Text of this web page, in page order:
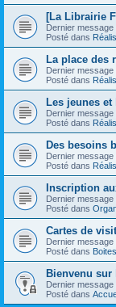
[La Librairie
Dernier message
Posté dans
La place des
Dernier message
Posté dans
Les jeunes et
Dernier message
Posté dans
Des besoins
Dernier message
Posté dans
Inscription
Dernier message
Posté dans
Cartes de
Dernier message
Posté dans
Bienvenu sur
Dernier message
Posté dans